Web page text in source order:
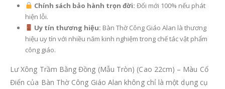
Chính sách bảo hành trọn đời: Đổi mới 100% nếu phát
hiện lỗi.
Uy tín thương hiệu: Bàn Thờ Công Giáo Alan là thương
hiệu uy tín với nhiều năm kinh nghiệm trong chế tác vật phẩm
công giáo.
Lư Xông Trầm Bằng Đồng (Mẫu Tròn) (Cao 22cm) – Màu Cổ
Điển của Bàn Thờ Công Giáo Alan không chỉ là một dụng cụ